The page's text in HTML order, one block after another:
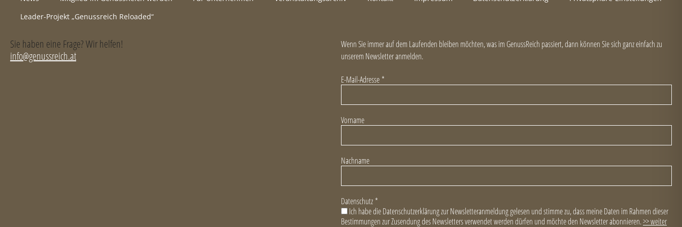
Leader-Projekt „Genussreich Reloaded“
Sie haben eine Frage? Wir helfen!
info@genussreich.at
Wenn Sie immer auf dem Laufenden bleiben möchten, was im GenussReich passiert, dann können Sie sich ganz einfach zu
unserem Newsletter anmelden.
E-Mail-Adresse *
Vorname
Nachname
Datenschutz *
Ich habe die Datenschutzerklärung zur Newsletteranmeldung gelesen und stimme zu, dass meine Daten im Rahmen dieser
Bestimmungen zur Zusendung des Newsletters verwendet werden dürfen und möchte den Newsletter abonnieren.>> weiter